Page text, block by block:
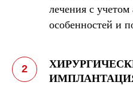
лечения с
особенностей и